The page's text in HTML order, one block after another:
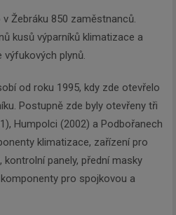
Žebráku 850 zaměstnanců.
kusů výparníků klimatizace a
výfukových plynů.
od roku 1995, kdy zde otevřelo
Postupně zde byly otevřeny tři
Humpolci (2002) a Podbořanech
klimatizace, zařízení pro
panely, přední masky
pro spojkovou a